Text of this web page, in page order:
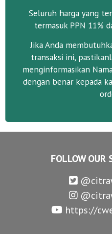
Seluruh harga yang
termasuk PPN 11%
Jika Anda
transaksi ini,
menginformasikan
dengan benar kepada
FOLLOW OUR
https://